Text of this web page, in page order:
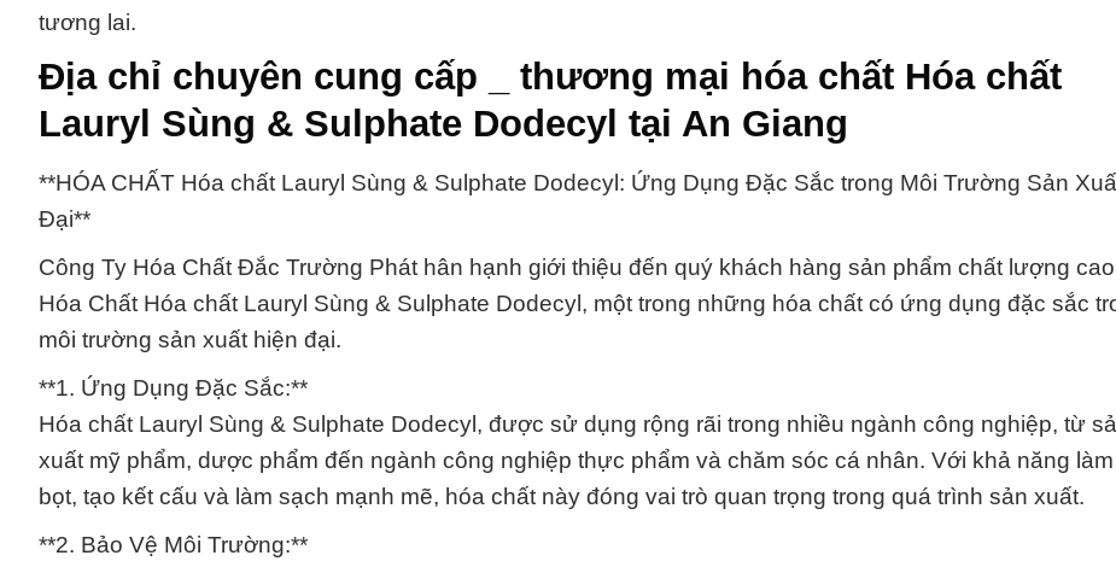
tương lai.
Địa chỉ chuyên cung cấp _ thương mại hóa chất Hóa chất
Lauryl Sùng & Sulphate Dodecyl tại An Giang
**HÓA CHẤT Hóa chất Lauryl Sùng & Sulphate Dodecyl: Ứng Dụng Đặc Sắc trong Môi Trường Sản
Đại**
Công Ty Hóa Chất Đắc Trường Phát hân hạnh giới thiệu đến quý khách hàng sản phẩm chất lượng
Hóa Chất Hóa chất Lauryl Sùng & Sulphate Dodecyl, một trong những hóa chất có ứng dụng đặc sắc
môi trường sản xuất hiện đại.
**1. Ứng Dụng Đặc Sắc:**
Hóa chất Lauryl Sùng & Sulphate Dodecyl, được sử dụng rộng rãi trong nhiều ngành công nghiệp, từ
xuất mỹ phẩm, dược phẩm đến ngành công nghiệp thực phẩm và chăm sóc cá nhân. Với khả năng
bọt, tạo kết cấu và làm sạch mạnh mẽ, hóa chất này đóng vai trò quan trọng trong quá trình sản xuất.
**2. Bảo Vệ Môi Trường:**